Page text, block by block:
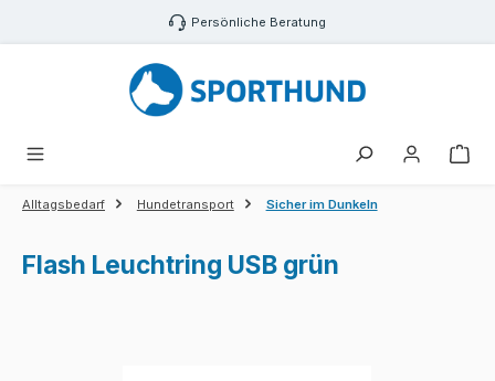
Zum Hauptinhalt springen Persönliche Beratung
Alltagsbedarf Hundetransport Sicher im Dunkeln
Flash Leuchtring USB grün